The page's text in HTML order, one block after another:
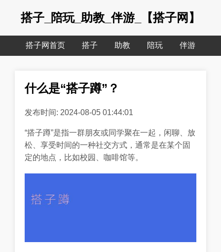
搭子_陪玩_助教_伴游_【搭子网】
搭子网首页 搭子 助教 陪玩 伴游
什么是“搭子蹲”？
发布时间: 2024-08-05 01:44:01
“搭子蹲”是指一群朋友或同学聚在一起，闲聊、放
松、享受时间的一种社交方式，通常是在某个固
定的地点，比如校园、咖啡馆等。